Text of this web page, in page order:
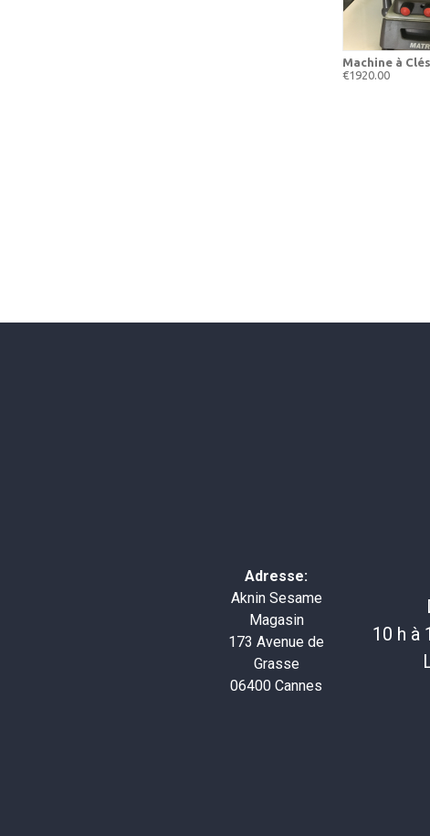
Machine à
€1920.00
Adresse:
Aknin Sesame
Magasin
173 Avenue de
Grasse
06400 Cannes
10 h à